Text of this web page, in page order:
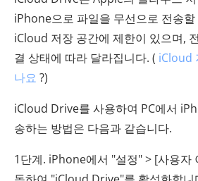
iPhone으로 파일을 무선으로 전송
iCloud 저장 공간에 제한이 있으며,
결 상태에 따라 달라집니다. ( iCloud
나요 ?)
iCloud Drive를 사용하여 PC에서
송하는 방법은 다음과 같습니다.
1단계. iPhone에서 "설정" > [사용자